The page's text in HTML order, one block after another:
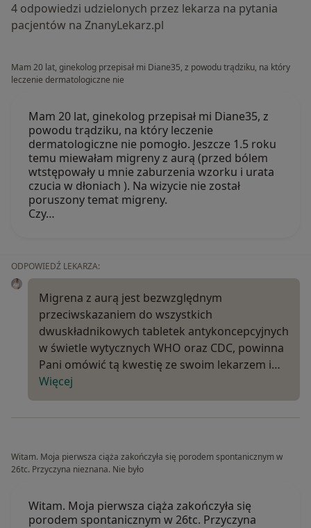
4 odpowiedzi udzielonych przez lekarza na pytania
pacjentów na ZnanyLekarz.pl
Mam 20 lat, ginekolog przepisał mi Diane35, z powodu trądziku, na który
leczenie dermatologiczne nie
Mam 20 lat, ginekolog przepisał mi Diane35, z
powodu trądziku, na który leczenie
dermatologiczne nie pomogło. Jeszcze 1.5 roku
temu miewałam migreny z aurą (przed bólem
wtstępowały u mnie zaburzenia wzorku i urata
czucia w dłoniach ). Na wizycie nie został
poruszony temat migreny.
Czy…
ODPOWIEDŹ LEKARZA:
Migrena z aurą jest bezwzględnym
przeciwskazaniem do wszystkich
dwuskładnikowych tabletek antykoncepcyjnych
w świetle wytycznych WHO oraz CDC, powinna
Pani omówić tą kwestię ze swoim lekarzem i…
Więcej
Witam. Moja pierwsza ciąża zakończyła się porodem spontanicznym w
26tc. Przyczyna nieznana. Nie było
Witam. Moja pierwsza ciąża zakończyła się
porodem spontanicznym w 26tc. Przyczyna